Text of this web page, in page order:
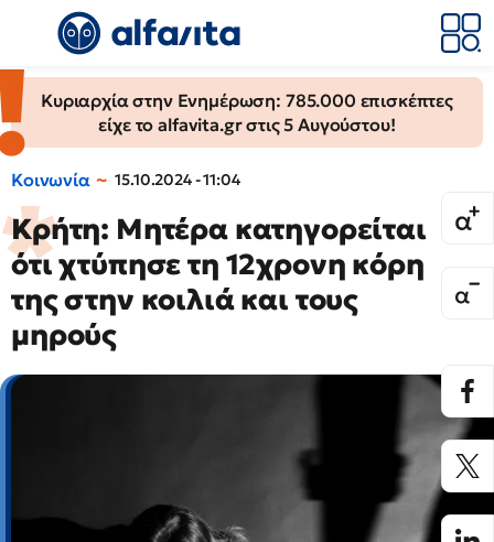
Κυριαρχία στην Ενημέρωση: 785.000 επισκέπτες
είχε το alfavita.gr στις 5 Αυγούστου!
Κοινωνία 15.10.2024 - 11:04
Κρήτη: Μητέρα κατηγορείται
ότι χτύπησε τη 12χρονη κόρη
της στην κοιλιά και τους
μηρούς